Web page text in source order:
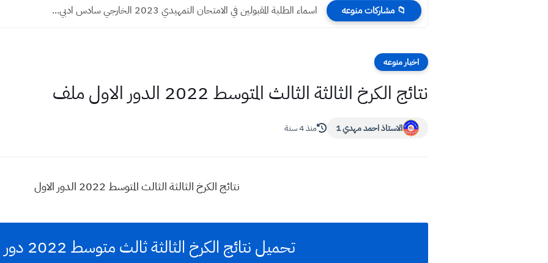
📁 مشاركات منوعه اسماء الطلبة المقبولين في الامتحان التمهيدي 2023 الخارجي سادس ادبي...
اخبار منوعه
نتائج الكرخ الثالثة الثالث المتوسط 2022 الدور الاول ملف
الاستاذ احمد مهدي 1 منذ 4 سنة
نتائج الكرخ الثالثة الثالث المتوسط 2022 الدور الاول
تحميل نتائج الكرخ الثالثة ثالث متوسط 2022 دور اول